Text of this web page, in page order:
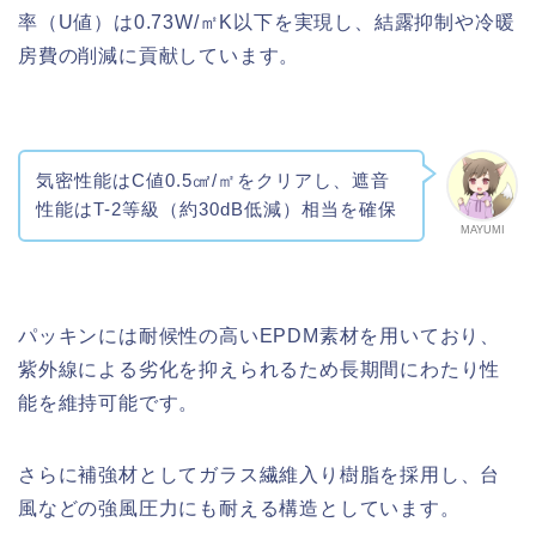
率（U値）は0.73W/㎡K以下を実現し、結露抑制や冷暖
房費の削減に貢献しています。
MAYUMI
気密性能はC値0.5㎠/㎡をクリアし、遮音
性能はT-2等級（約30dB低減）相当を確保
パッキンには耐候性の高いEPDM素材を用いており、
紫外線による劣化を抑えられるため長期間にわたり性
能を維持可能です。
さらに補強材としてガラス繊維入り樹脂を採用し、台
風などの強風圧力にも耐える構造としています。